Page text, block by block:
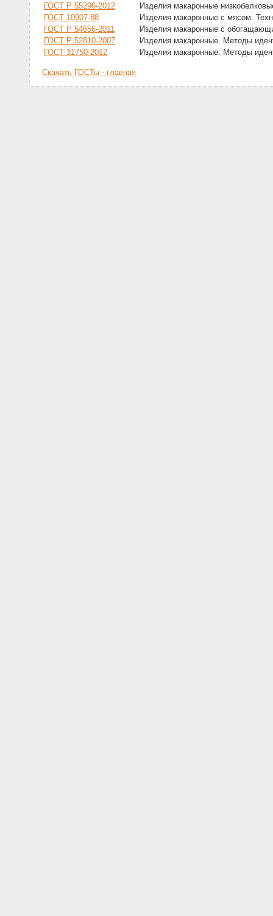
ГОСТ Р 55296-2012
Изделия макаронные
ГОСТ 10907-88
Изделия макаронные с мясом.
ГОСТ Р 54656-2011
Изделия макаронные с
ГОСТ Р 52810-2007
Изделия макаронные. Методы
ГОСТ 31750-2012
Изделия макаронные. Методы
Скачать ГОСТы - главная